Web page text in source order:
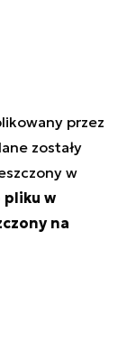
przez
zostały
w
w
na